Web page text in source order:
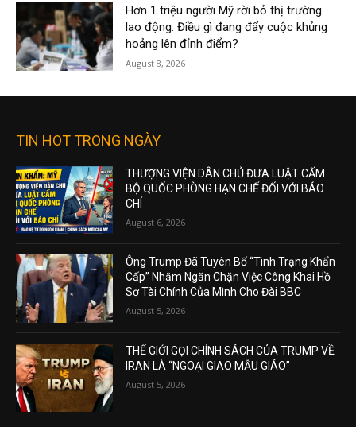
Hơn 1 triệu người Mỹ rời bỏ thị trường
lao động: Điều gì đang đẩy cuộc khủng
hoảng lên đỉnh điểm?
August 8, 2026
TIN HOT TRONG NGÀY
THƯỢNG VIỆN DÂN CHỦ ĐƯA LUẬT CẤM
BỘ QUỐC PHÒNG HẠN CHẾ ĐỐI VỚI BÁO
CHÍ
August 6, 2026
Ông Trump Đã Tuyên Bố “Tình Trạng Khẩn
Cấp” Nhằm Ngăn Chặn Việc Công Khai Hồ
Sơ Tài Chính Của Mình Cho Đài BBC
August 5, 2026
THẾ GIỚI GỌI CHÍNH SÁCH CỦA TRUMP VỀ
IRAN LÀ “NGOẠI GIAO MẪU GIÁO”
August 5, 2026